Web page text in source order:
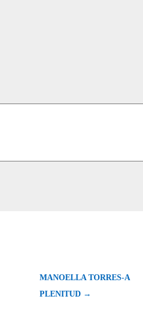
MANOELLA TORRES-A
PLENITUD →